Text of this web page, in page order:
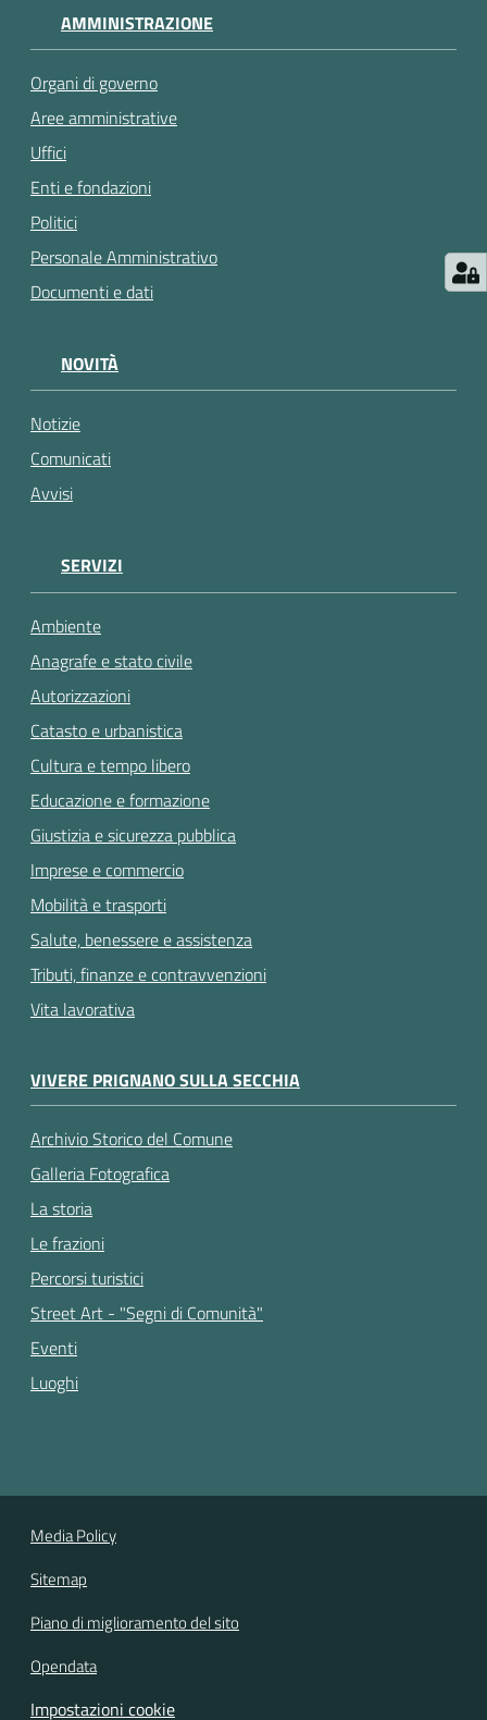
o
Street
Art
Tutti
gli
argomenti...
AMMINISTRAZIONE
Organi di governo
Aree amministrative
Uffici
Enti e fondazioni
Politici
Personale Amministrativo
Documenti e dati
NOVITÀ
Notizie
Comunicati
Avvisi
SERVIZI
Ambiente
Anagrafe e stato civile
Autorizzazioni
Catasto e urbanistica
Cultura e tempo libero
Educazione e formazione
Giustizia e sicurezza pubblica
Imprese e commercio
Mobilità e trasporti
Salute, benessere e assistenza
Tributi, finanze e contravvenzioni
Vita lavorativa
VIVERE PRIGNANO SULLA SECCHIA
Archivio Storico del Comune
Galleria Fotografica
La storia
Le frazioni
Percorsi turistici
Street Art - "Segni di Comunità"
Eventi
Luoghi
Media Policy
Sitemap
Piano di miglioramento del sito
Opendata
Impostazioni cookie